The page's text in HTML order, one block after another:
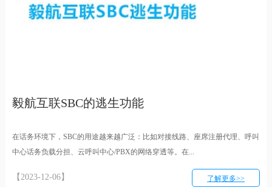
毅航互联SBC的逃生功能
在话务环境下，SBC的用途越来越广泛：比如对接线路、座席注册代理、呼叫
中心话务负载分担、云呼叫中心/PBX的网络穿透等。在...
【2023-12-06】 了解更多>>